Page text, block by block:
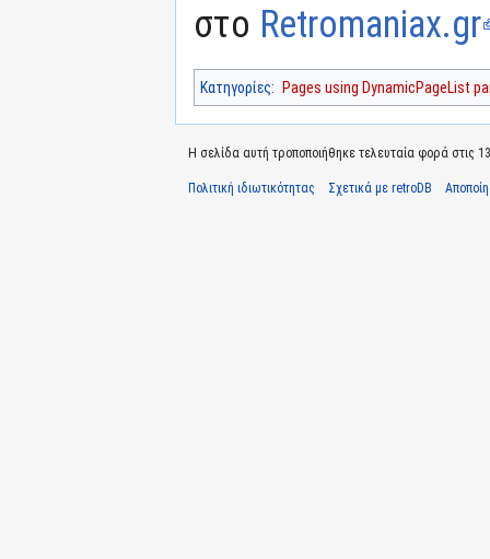
στο Retromaniax.gr
Κατηγορίες: Pages using DynamicPageList
Η σελίδα αυτή τροποποιήθηκε τελευταία φορά στις
Πολιτική ιδιωτικότητας Σχετικά με retroDB